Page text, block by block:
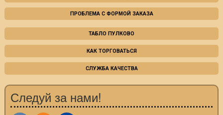
ПРОБЛЕМА С ФОРМОЙ ЗАКАЗА
ТАБЛО ПУЛКОВО
КАК ТОРГОВАТЬСЯ
СЛУЖБА КАЧЕСТВА
Следуй за нами!